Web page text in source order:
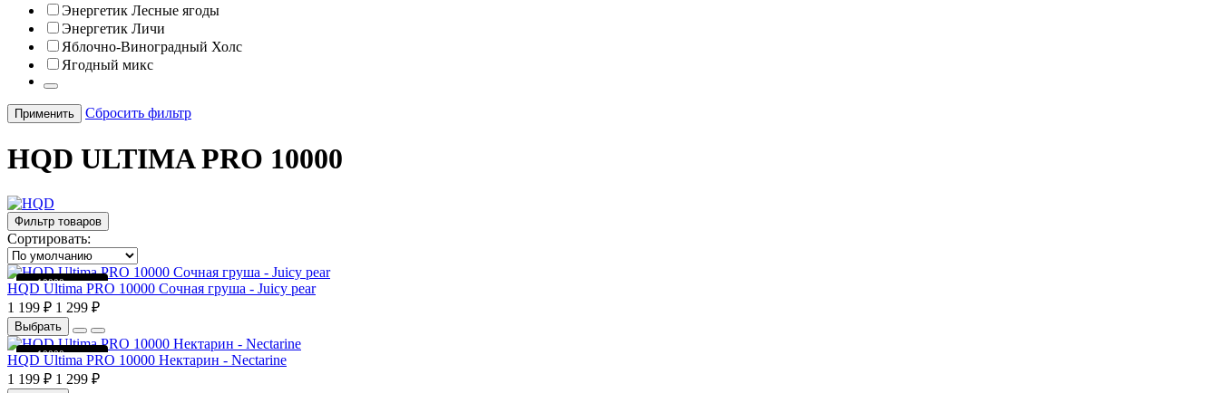
Энергетик Лесные ягоды
Энергетик Личи
Яблочно-Виноградный Холс
Ягодный микс
Применить Сбросить фильтр
HQD ULTIMA PRO 10000
Фильтр товаров
Сортировать:
до 10000 затяжек
HQD Ultima PRO 10000 Сочная груша - Juicy pear
1 199 ₽ 1 299 ₽
Выбрать
до 10000 затяжек
HQD Ultima PRO 10000 Нектарин - Nectarine
1 199 ₽ 1 299 ₽